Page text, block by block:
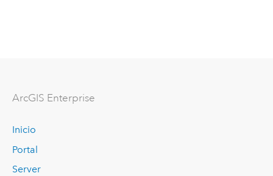
ArcGIS Enterprise
Inicio
Portal
Server